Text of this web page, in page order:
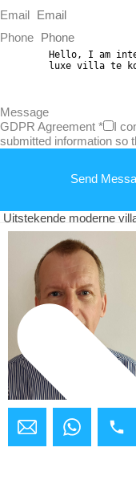
Email
Phone
Message
GDPR Agreement *
I
submitted information so
Send
Uitstekende moderne
te koop in Raco de